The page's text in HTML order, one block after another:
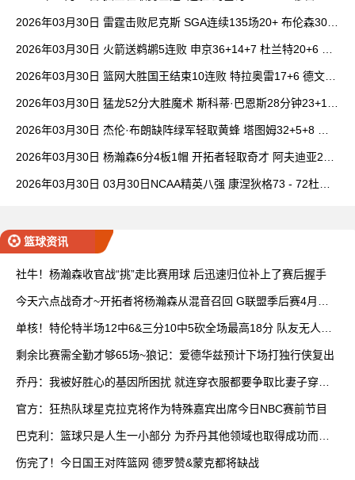
2026年03月30日 雷霆击败尼克斯 SGA连续135场20+ 布伦森30分
2026年03月30日 火箭送鹈鹕5连败 申京36+14+7 杜兰特20+6 锡
2026年03月30日 篮网大胜国王结束10连败 特拉奥雷17+6 德文·
2026年03月30日 猛龙52分大胜魔术 斯科蒂·巴恩斯28分钟23+15
2026年03月30日 杰伦·布朗缺阵绿军轻取黄蜂 塔图姆32+5+8 普
2026年03月30日 杨瀚森6分4板1帽 开拓者轻取奇才 阿夫迪亚20+
2026年03月30日 03月30日NCAA精英八强 康涅狄格73 - 72杜克
篮球资讯
社牛！杨瀚森收官战“挑”走比赛用球 后迅速归位补上了赛后握手
今天六点战奇才~开拓者将杨瀚森从混音召回 G联盟季后赛4月开
单核！特伦特半场12中6&三分10中5砍全场最高18分 队友无人上
剩余比赛需全勤才够65场~狼记：爱德华兹预计下场打独行侠复出
乔丹：我被好胜心的基因所困扰 就连穿衣服都要争取比妻子穿得
官方：狂热队球星克拉克将作为特殊嘉宾出席今日NBC赛前节目
巴克利：篮球只是人生一小部分 为乔丹其他领域也取得成功而自
伤完了！今日国王对阵篮网 德罗赞&蒙克都将缺战